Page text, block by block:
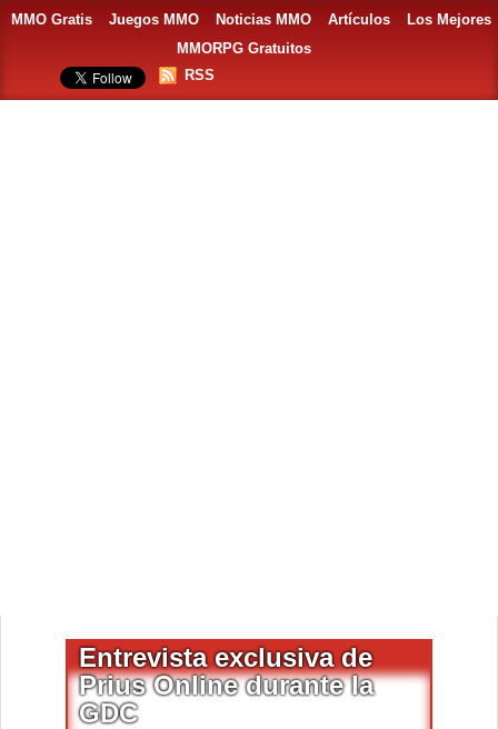
MMO Gratis Juegos MMO Noticias MMO Artículos
Los Mejores
MMORPG Gratuitos
RSS
Entrevista exclusiva de
Prius Online durante la
GDC